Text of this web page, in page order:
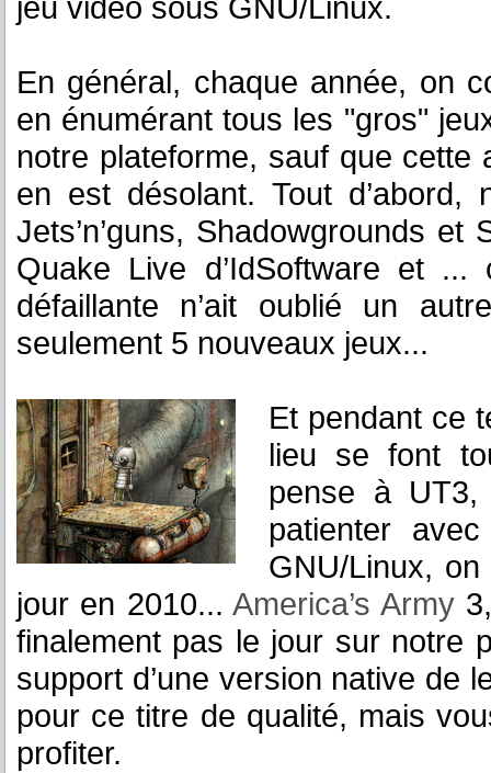
jeu vidéo sous GNU/Linux.
En général, chaque année, on
en énumérant tous les "gros"
notre plateforme, sauf que
en est désolant. Tout d’abord,
Jets’n’guns, Shadowgrounds
Quake Live d’IdSoftware et
défaillante n’ait oublié un
seulement 5 nouveaux jeux...
Et pendant ce
lieu se font
pense à
patienter
GNU/Linux,
jour en 2010...America’s Army3,
finalement pas le jour sur notre
support d’une version native de
pour ce titre de qualité, mais
profiter.